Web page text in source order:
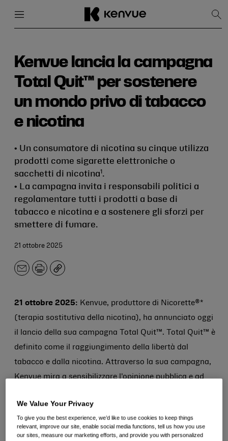
contenuto
Kenvue lancia la campagna
Total Quit™ per sostenere
un mondo privo di tabacco
e nicotina
• Un consumatore di nicotina su cinque utilizza
prodotti come sigarette elettroniche o
sacchetti di nicotina1 .
• La campagna invita i responsabili politici a
regolamentare tutti i prodotti a base di
tabacco e nicotina e a sostenere gli sforzi per
smettere di fumare.
21 ottobre 2025
E-
Stampa
Copia
21 ottobre 2025: Kenvue, produttore di Nicorette®*
(terapia sostitutiva della nicotina), ha annunciato oggi
il lancio della sua campagna Total Quit™. Total Quit™ è
definito come il raggiungimento della libertà dal
tabacco e dalla nicotina. Attraverso la sua campagna,
Kenvue mira a sensibilizzare l'opinione pubblica e ad
Ricerche recenti dimostrano che un consumatore su
cinque inizia a consumare nicotina partendo da
We Value Your Privacy
To give you the best experience, we’d like to use cookies to keep things
relevant, improve our site, enable social media functions, tell us how you use
our sites, measure our marketing efforts, and provide you with personalized